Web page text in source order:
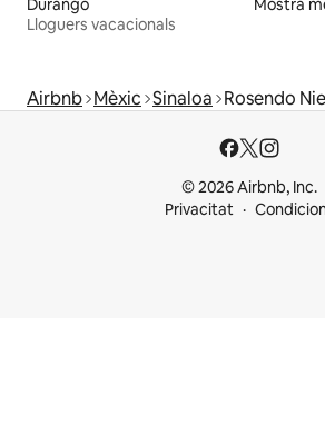
Durango
Lloguers vacacionals
Mostra
Airbnb Mèxic Sinaloa Rosendo
© 2026 Airbnb, Inc.
Privacitat